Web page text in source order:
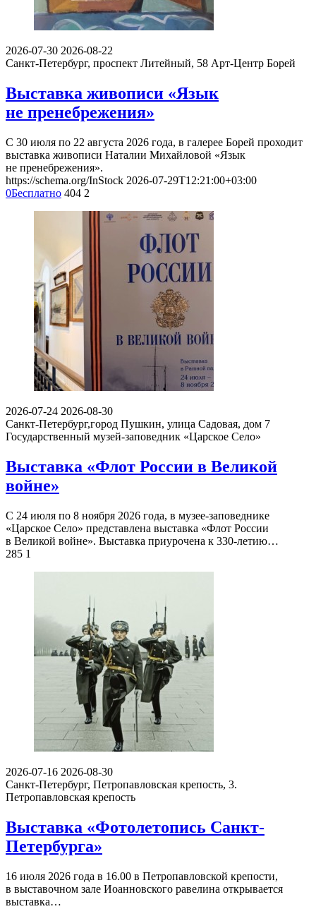
2026-07-30 2026-08-22
Санкт-Петербург, проспект Литейный, 58 Арт-Центр Борей
Выставка живописи «Язык
не пренебрежения»
С 30 июля по 22 августа 2026 года, в галерее Борей проходит
выставка живописи Наталии Михайловой «Язык
не пренебрежения».
https://schema.org/InStock 2026-07-29T12:21:00+03:00
0Бесплатно 404 2
2026-07-24 2026-08-30
Санкт-Петербург,город Пушкин, улица Садовая, дом 7
Государственный музей-заповедник «Царское Село»
Выставка «Флот России в Великой
войне»
С 24 июля по 8 ноября 2026 года, в музее-заповеднике
«Царское Село» представлена выставка «Флот России
в Великой войне». Выставка приурочена к 330-летию…
285 1
2026-07-16 2026-08-30
Санкт-Петербург, Петропавловская крепость, 3.
Петропавловская крепость
Выставка «Фотолетопись Санкт-
Петербурга»
16 июля 2026 года в 16.00 в Петропавловской крепости,
в выставочном зале Иоанновского равелина открывается
выставка…